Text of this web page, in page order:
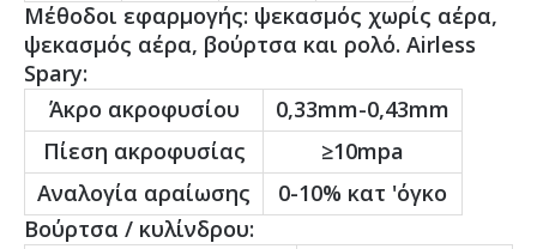
Μέθοδοι εφαρμογής: ψεκασμός χωρίς αέρα,
ψεκασμός αέρα, βούρτσα και ρολό. Airless
Spary:
Άκρο ακροφυσίου
0,33mm-0,43mm
Πίεση ακροφυσίας
≥10mpa
Αναλογία αραίωσης
0-10% κατ 'όγκο
Βούρτσα / κυλίνδρου: